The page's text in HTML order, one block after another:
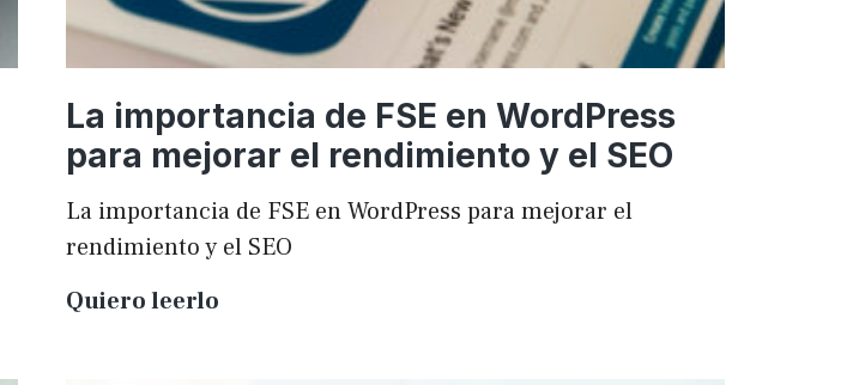
La importancia de FSE en WordPress
para mejorar el rendimiento y el SEO
La importancia de FSE en WordPress para mejorar el
rendimiento y el SEO
Quiero leerlo